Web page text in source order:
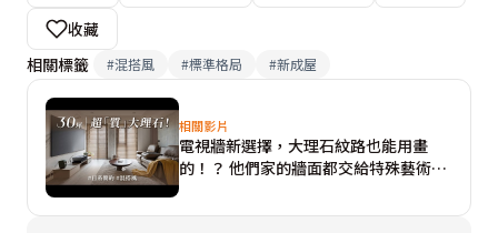
理石效果，沙發背牆由工匠手工鏝抹出紋理創造不同視
感，搭配木質、金屬與磁磚，提升空間層次與質感。而天
花板分段設計融入全熱交換機與全戶除濕設備，透過在高
度上做了變化，同時也劃分出不同的空間區域，搭配主臥
燈帶與智能家具，提升居住品質。
廚房巧妙地改動動線，將其中一扇門選用進口大板磚換成
收藏
相關標籤
#混搭風 #標準格局 #新成屋
相關影片
電視牆新選擇，大理石紋路也能用畫
的！？ 他們家的牆面都交給特殊藝術塗